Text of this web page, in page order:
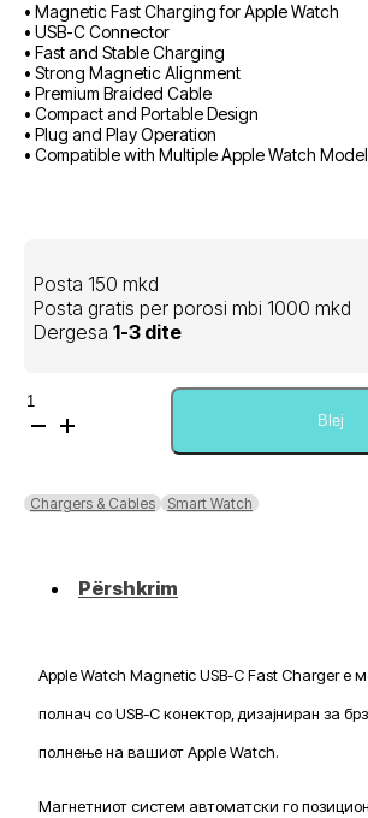
• Magnetic Fast Charging for Apple Watch
• USB-C Connector
• Fast and Stable Charging
• Strong Magnetic Alignment
• Premium Braided Cable
• Compact and Portable Design
• Plug and Play Operation
• Compatible with Multiple Apple Watch
Posta 150 mkd
Posta gratis per porosi mbi 1000 mkd
Dergesa 1-3 dite
Sasi
Apple
USB-
C
Blej
Chargers & Cables Smart Watch
Përshkrim
Apple Watch Magnetic USB-C Fast Charger е
полнач со USB-C конектор, дизајниран за
полнење на вашиот Apple Watch.
Магнетниот систем автоматски го